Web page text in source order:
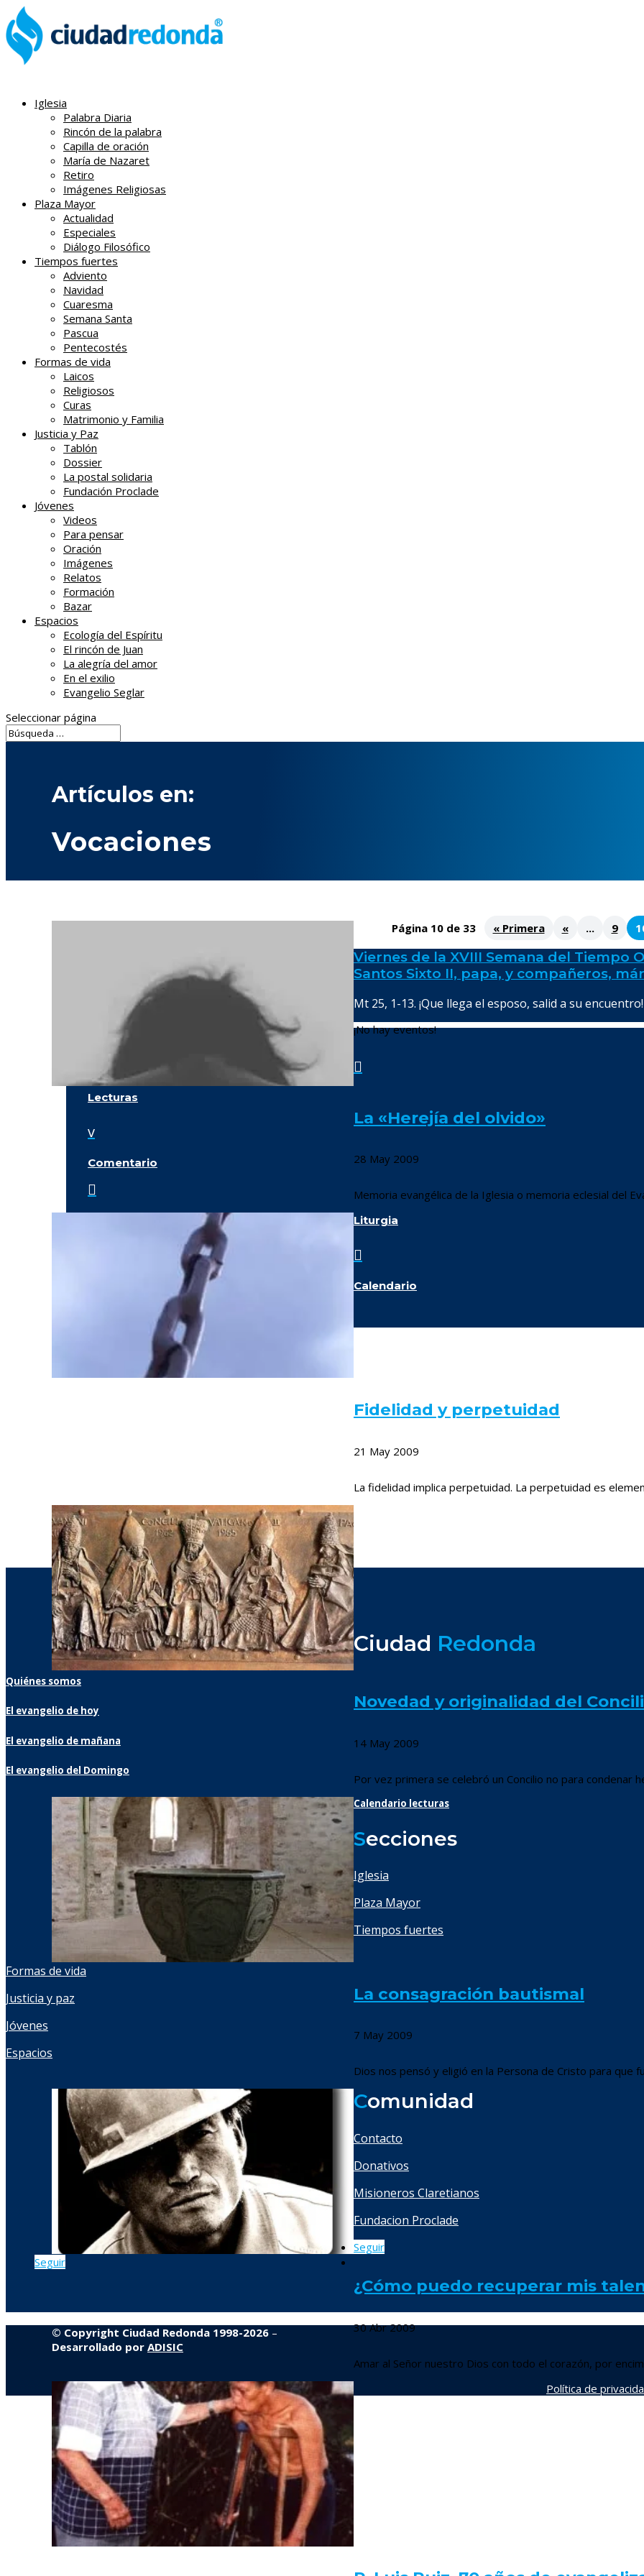
Iglesia
Palabra Diaria
Rincón de la palabra
Capilla de oración
María de Nazaret
Retiro
Imágenes Religiosas
Plaza Mayor
Actualidad
Especiales
Diálogo Filosófico
Tiempos fuertes
Adviento
Navidad
Cuaresma
Semana Santa
Pascua
Pentecostés
Formas de vida
Laicos
Religiosos
Curas
Matrimonio y Familia
Justicia y Paz
Tablón
Dossier
La postal solidaria
Fundación Proclade
Jóvenes
Videos
Para pensar
Oración
Imágenes
Relatos
Formación
Bazar
Espacios
Ecología del Espíritu
El rincón de Juan
La alegría del amor
En el exilio
Evangelio Seglar
Seleccionar página
Artículos en:
Vocaciones
La «Herejía del olvido»
28 May 2009
Memoria evangélica de la Iglesia o memoria eclesial del
Fidelidad y perpetuidad
21 May 2009
La fidelidad implica perpetuidad. La perpetuidad es
Novedad y originalidad del
14 May 2009
Por vez primera se celebró un Concilio no para condenar
La consagración bautismal
7 May 2009
Dios nos pensó y eligió en la Persona de Cristo para que
¿Cómo puedo recuperar mis
30 Abr 2009
Amar al Señor nuestro Dios con todo el corazón, por
Página 10 de 33 « Primera « ... 9
Viernes de la XVIII Semana del Tiempo
Santos Sixto II, papa, y compañeros,
Mt 25, 1-13. ¡Que llega el esposo, salid a su encuentro!
¡No hay eventos!

Lecturas
v
Comentario

Liturgia

Calendario
Ciudad Redonda
Quiénes somos
El evangelio de hoy
El evangelio de mañana
El evangelio del Domingo
Calendario lecturas
Secciones
Iglesia
Plaza Mayor
Tiempos fuertes
Formas de vida
Justicia y paz
Jóvenes
Espacios
Comunidad
Contacto
Donativos
Misioneros Claretianos
Fundacion Proclade
Seguir
Seguir
© Copyright Ciudad Redonda 1998-2026 –
Desarrollado por ADISIC
Política de